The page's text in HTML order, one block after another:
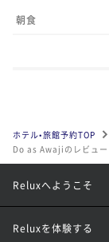
朝食
ホテル•旅館予約TOP
Do as Awajiのレビュー
Reluxへようこそ
Reluxを体験する